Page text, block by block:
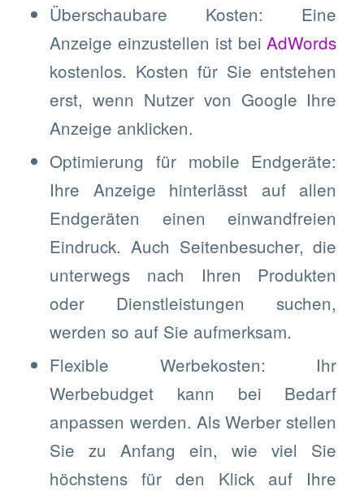
Überschaubare Kosten: Eine
Anzeige einzustellen ist beiAdWords
kostenlos. Kosten für Sie entstehen
erst, wenn Nutzer von Google Ihre
Anzeige anklicken.
Optimierung für mobile Endgeräte:
Ihre Anzeige hinterlässt auf allen
Endgeräten einen einwandfreien
Eindruck. Auch Seitenbesucher, die
unterwegs nach Ihren Produkten
oder Dienstleistungen suchen,
werden so auf Sie aufmerksam.
Flexible Werbekosten: Ihr
Werbebudget kann bei Bedarf
anpassen werden. Als Werber stellen
Sie zu Anfang ein, wie viel Sie
höchstens für den Klick auf Ihre